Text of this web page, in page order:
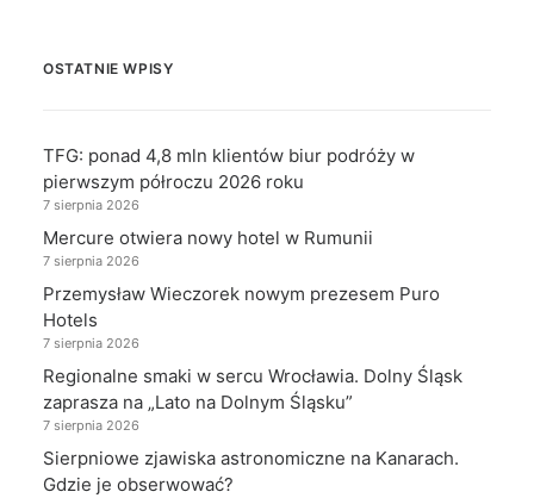
OSTATNIE WPISY
TFG: ponad 4,8 mln klientów biur podróży w
pierwszym półroczu 2026 roku
7 sierpnia 2026
Mercure otwiera nowy hotel w Rumunii
7 sierpnia 2026
Przemysław Wieczorek nowym prezesem Puro
Hotels
7 sierpnia 2026
Regionalne smaki w sercu Wrocławia. Dolny Śląsk
zaprasza na „Lato na Dolnym Śląsku”
7 sierpnia 2026
Sierpniowe zjawiska astronomiczne na Kanarach.
Gdzie je obserwować?